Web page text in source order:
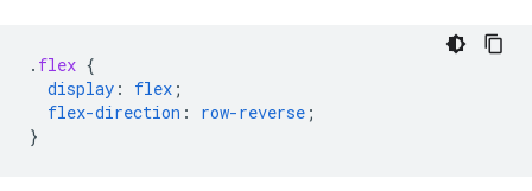
. flex {
display : flex ;
flex-direction : row-reverse ;
}